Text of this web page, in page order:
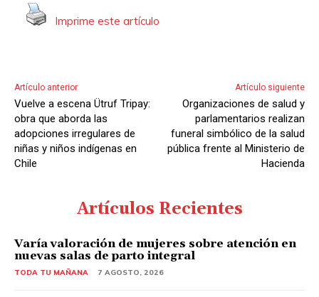
Imprime este artículo
Artículo anterior
Vuelve a escena Ütruf Tripay:
obra que aborda las
adopciones irregulares de
niñas y niños indígenas en
Chile
Artículo siguiente
Organizaciones de salud y
parlamentarios realizan
funeral simbólico de la salud
pública frente al Ministerio de
Hacienda
Artículos Recientes
Varía valoración de mujeres sobre atención en
nuevas salas de parto integral
TODA TU MAÑANA 7 AGOSTO, 2026